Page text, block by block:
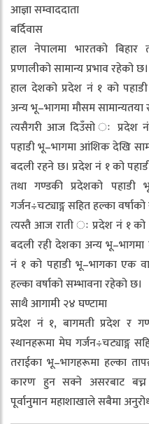
आज्ञा सम्वाददाता
बर्दिवास
हाल नेपालमा भारतको
प्रणालीको सामान्य प्रभाव रहेको छ।
हाल देशको प्रदेश नं १ को
अन्य भू–भागमा मौसम
त्यसैगरी आज दिउँसो ः प्रदेश नं
पहाडी भू–भागमा आंशिक देखि
बदली रहने छ। प्रदेश नं १ को
तथा गण्डकी प्रदेशको
गर्जन÷चट्याङ्ग सहित हल्का
त्यस्तै आज राती ः प्रदेश नं १ को
बदली रही देशका अन्य भू–भागमा
नं १ को पहाडी भू–भागका एक
हल्का वर्षाको सम्भावना रहेको छ।
साथै आगामी २४ घण्टामा
प्रदेश नं १, बागमती प्रदेश र
स्थानहरूमा मेघ गर्जन÷चट्याङ्ग
तराईका भू–भागहरूमा हल्का
कारण हुन सक्ने असरबाट
पूर्वानुमान महाशाखाले सबैमा